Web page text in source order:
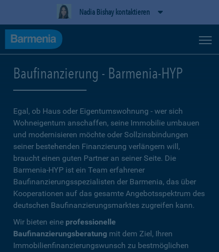
Nadia Bishay kontaktieren
Baufinanzierung - Barmenia-HYP
Egal, ob Haus oder Eigentumswohnung - wer sich
Wohneigentum anschaffen, seine Immobilie umbauen
und modernisieren möchte oder Sollzinsbindungen
seiner bestehenden Finanzierung verlängern will,
braucht einen guten Partner an seiner Seite. Die
Barmenia-HYP ist ein Team erfahrener
Baufinanzierungsspezialisten der Barmenia, das über
Kooperationen auf das gesamte Angebotsspektrum des
deutschen Baufinanzierungsmarktes zugreifen kann.
Wir bieten eine professionelle
Baufinanzierungsberatung mit dem Ziel, Ihren
Immobilienfinanzierungswunsch zu bestmöglichen